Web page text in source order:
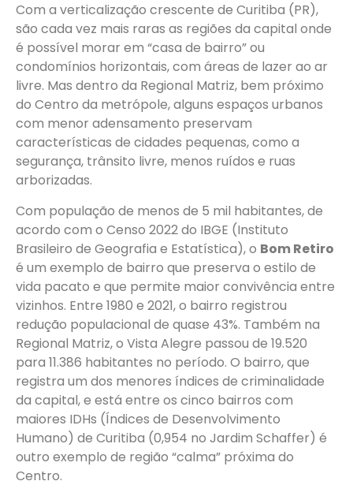
Com a verticalização crescente de Curitiba (PR),
são cada vez mais raras as regiões da capital onde
é possível morar em “casa de bairro” ou
condomínios horizontais, com áreas de lazer ao ar
livre. Mas dentro da Regional Matriz, bem próximo
do Centro da metrópole, alguns espaços urbanos
com menor adensamento preservam
características de cidades pequenas, como a
segurança, trânsito livre, menos ruídos e ruas
arborizadas.
Com população de menos de 5 mil habitantes, de
acordo com o Censo 2022 do IBGE (Instituto
Brasileiro de Geografia e Estatística), o Bom Retiro
é um exemplo de bairro que preserva o estilo de
vida pacato e que permite maior convivência entre
vizinhos. Entre 1980 e 2021, o bairro registrou
redução populacional de quase 43%. Também na
Regional Matriz, o Vista Alegre passou de 19.520
para 11.386 habitantes no período. O bairro, que
registra um dos menores índices de criminalidade
da capital, e está entre os cinco bairros com
maiores IDHs (Índices de Desenvolvimento
Humano) de Curitiba (0,954 no Jardim Schaffer) é
outro exemplo de região “calma” próxima do
Centro.